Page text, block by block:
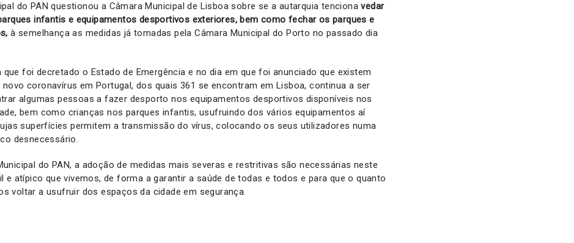
do PAN questionou a Câmara Municipal de Lisboa sobre se a autarquia tencionavedar
infantis e equipamentos desportivos exteriores, bem como fechar os parques e
à semelhança as medidas já tomadas pela Câmara Municipal do Porto no passado dia
que foi decretado o Estado de Emergência e no dia em que foi anunciado que existem
coronavírus em Portugal, dos quais 361 se encontram em Lisboa, continua a ser
algumas pessoas a fazer desporto nos equipamentos desportivos disponíveis nos
bem como crianças nos parques infantis, usufruindo dos vários equipamentos aí
superfícies permitem a transmissão do vírus, colocando os seus utilizadores numa
desnecessário.
do PAN, a adoção de medidas mais severas e restritivas são necessárias neste
e atípico que vivemos, de forma a garantir a saúde de todas e todos e para que o quanto
voltar a usufruir dos espaços da cidade em segurança.